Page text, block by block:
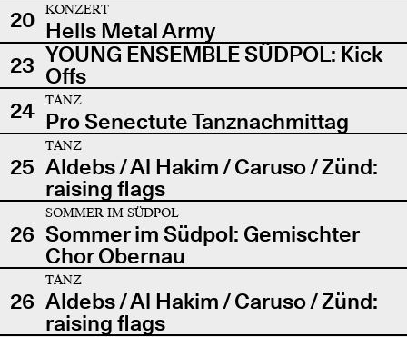
20
KONZERT
Hells Metal Army
23 YOUNG ENSEMBLE SÜDPOL: Kick
Offs
24
TANZ
Pro Senectute Tanznachmittag
25
TANZ
Aldebs / Al Hakim / Caruso / Zünd:
raising flags
26
SOMMER IM SÜDPOL
Sommer im Südpol: Gemischter
Chor Obernau
26
TANZ
Aldebs / Al Hakim / Caruso / Zünd:
raising flags